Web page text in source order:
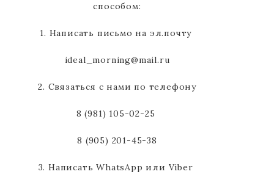
способом:
1. Написать письмо на эл.почту
ideal_morning@mail.ru
2. Связаться с нами по телефону
8 (981) 105-02-25
8 (905) 201-45-38
3. Написать WhatsApp или Viber